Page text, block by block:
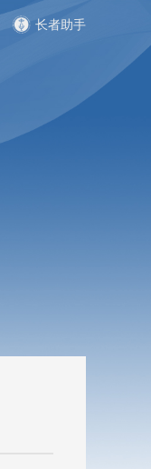
长者助手